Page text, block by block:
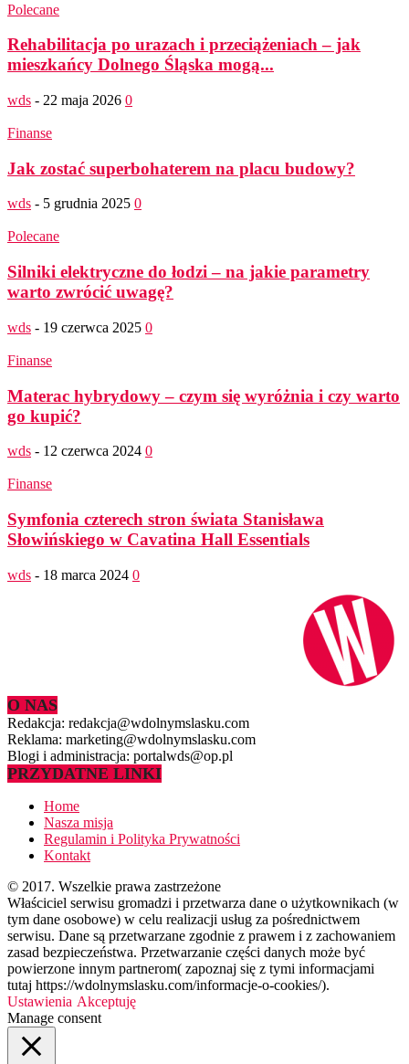
Polecane
Rehabilitacja po urazach i przeciążeniach – jak
mieszkańcy Dolnego Śląska mogą...
wds - 22 maja 2026 0
Finanse
Jak zostać superbohaterem na placu budowy?
wds - 5 grudnia 2025 0
Polecane
Silniki elektryczne do łodzi – na jakie parametry
warto zwrócić uwagę?
wds - 19 czerwca 2025 0
Finanse
Materac hybrydowy – czym się wyróżnia i czy warto
go kupić?
wds - 12 czerwca 2024 0
Finanse
Symfonia czterech stron świata Stanisława
Słowińskiego w Cavatina Hall Essentials
wds - 18 marca 2024 0
O NAS
Redakcja: redakcja@wdolnymslasku.com
Reklama: marketing@wdolnymslasku.com
Blogi i administracja: portalwds@op.pl
PRZYDATNE LINKI
Home
Nasza misja
Regulamin i Polityka Prywatności
Kontakt
© 2017. Wszelkie prawa zastrzeżone
Właściciel serwisu gromadzi i przetwarza dane o użytkownikach (w
tym dane osobowe) w celu realizacji usług za pośrednictwem
serwisu. Dane są przetwarzane zgodnie z prawem i z zachowaniem
zasad bezpieczeństwa. Przetwarzanie części danych może być
powierzone innym partnerom( zapoznaj się z tymi informacjami
tutaj https://wdolnymslasku.com/informacje-o-cookies/).
Ustawienia Akceptuję
Manage consent